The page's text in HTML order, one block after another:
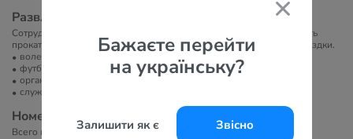
Бажаєте перейти
на українську?
Залишити як є Звісно
Развлечение и спорт
Сотрудники круглосуточной стойки регистрации могут организовать
прокат автомобилей и забронировать билеты на однодневные поездки.
волейбол
футбольное поле
организация экскурсий
служба организации торжеств
Номера
Всего в отеле 60 номеров.